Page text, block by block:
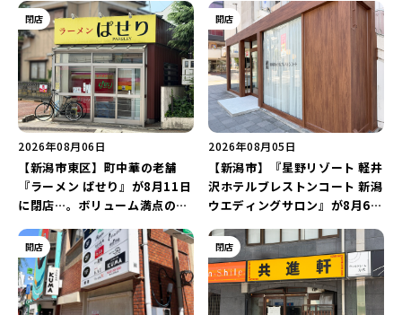
閉店
2026年08月06日
【新潟市東区】町中華の老舗
『ラーメン ぱせり』が8月11日
に閉店…。ボリューム満点の名
開店
2026年08月05日
【新潟市】『星野リゾート 軽井
沢ホテルブレストンコート 新潟
ウエディングサロン』が8月6日
グを万代で相談しよう♪
開店 閉店